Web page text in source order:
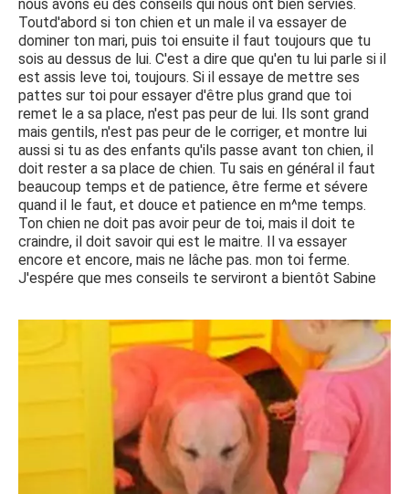
nous avons eu des conseils qui nous ont bien servies.
Toutd'abord si ton chien et un male il va essayer de
dominer ton mari, puis toi ensuite il faut toujours que tu
sois au dessus de lui. C'est a dire que qu'en tu lui parle si il
est assis leve toi, toujours. Si il essaye de mettre ses
pattes sur toi pour essayer d'être plus grand que toi
remet le a sa place, n'est pas peur de lui. Ils sont grand
mais gentils, n'est pas peur de le corriger, et montre lui
aussi si tu as des enfants qu'ils passe avant ton chien, il
doit rester a sa place de chien. Tu sais en général il faut
beaucoup temps et de patience, être ferme et sévere
quand il le faut, et douce et patience en m^me temps.
Ton chien ne doit pas avoir peur de toi, mais il doit te
craindre, il doit savoir qui est le maitre. Il va essayer
encore et encore, mais ne lâche pas. mon toi ferme.
J'espére que mes conseils te serviront a bientôt Sabine